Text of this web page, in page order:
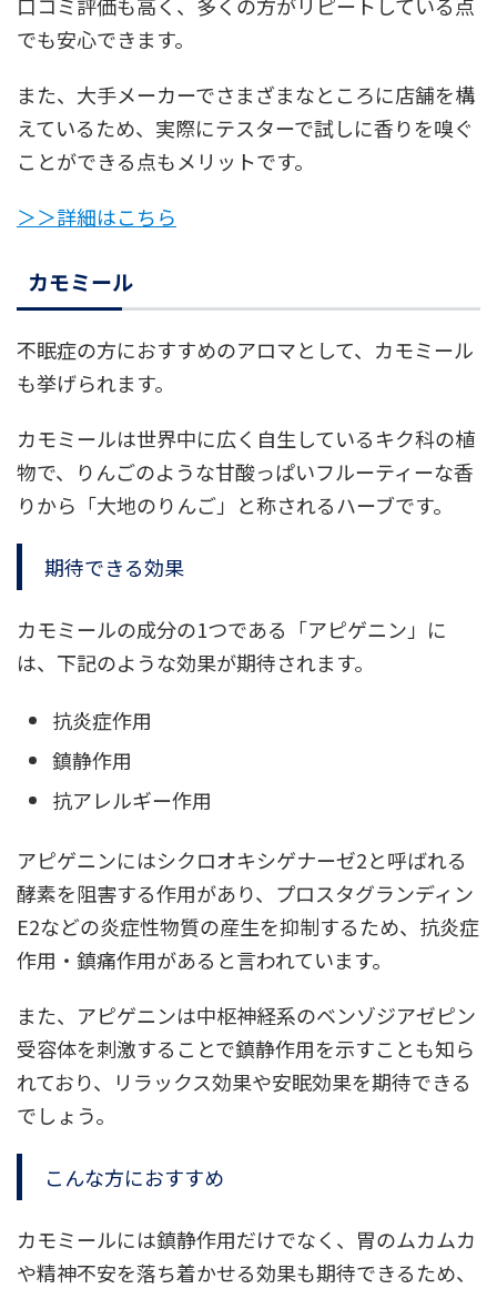
でも安心できます。
また、大手メーカーでさまざまなところに店舗を構
えているため、実際にテスターで試しに香りを嗅ぐ
ことができる点もメリットです。
＞＞詳細はこちら
カモミール
不眠症の方におすすめのアロマとして、カモミール
も挙げられます。
カモミールは世界中に広く自生しているキク科の植
物で、りんごのような甘酸っぱいフルーティーな香
りから「大地のりんご」と称されるハーブです。
期待できる効果
カモミールの成分の1つである「アピゲニン」に
は、下記のような効果が期待されます。
抗炎症作用
鎮静作用
抗アレルギー作用
アピゲニンにはシクロオキシゲナーゼ2と呼ばれる
酵素を阻害する作用があり、プロスタグランディン
E2などの炎症性物質の産生を抑制するため、抗炎症
作用・鎮痛作用があると言われています。
また、アピゲニンは中枢神経系のベンゾジアゼピン
受容体を刺激することで鎮静作用を示すことも知ら
れており、リラックス効果や安眠効果を期待できる
でしょう。
こんな方におすすめ
カモミールには鎮静作用だけでなく、胃のムカムカ
や精神不安を落ち着かせる効果も期待できるため、